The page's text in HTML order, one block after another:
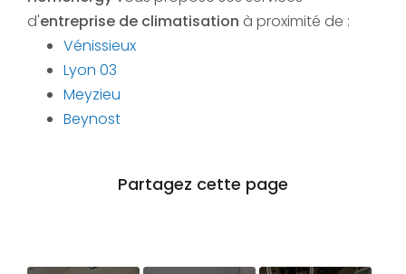
d'entreprise de climatisation à proximité de :
Vénissieux
Lyon 03
Meyzieu
Beynost